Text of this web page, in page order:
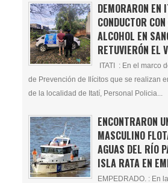
DEMORARON EN
CONDUCTOR
ALCOHOL EN
RETUVIERÓN EL
ITATI : En el marco
de Prevención de Ilícitos que se realizan
de la localidad de Itatí, Personal Policia...
ENCONTRARON
MASCULINO
AGUAS DEL RÍO
ISLA RATA EN
EMPEDRADO. : En